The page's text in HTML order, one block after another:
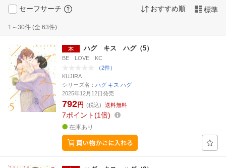
セーフサーチ おすすめ順 標準
1～30件 (全 63件)
ハグ キス ハグ（5）
BE LOVE KC
（2件）
KUJIRA
シリーズ名： ハグ キス ハグ
2025年12月12日発売
792円 (税込) 送料無料
7ポイント 1倍
在庫あり